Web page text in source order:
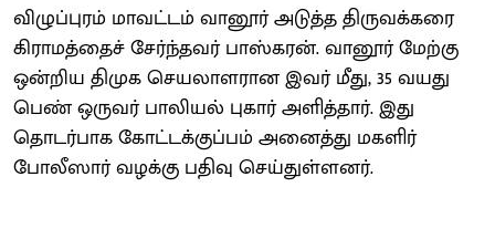
விழுப்புரம் மாவட்டம் வானூர் அடுத்த திருவக்கரை
கிராமத்தைச் சேர்ந்தவர் பாஸ்கரன். வானூர் மேற்கு
ஒன்றிய திமுக செயலாளரான இவர் மீது, 35 வயது
பெண் ஒருவர் பாலியல் புகார் அளித்தார். இது
தொடர்பாக கோட்டக்குப்பம் அனைத்து மகளிர்
போலீஸார் வழக்கு பதிவு செய்துள்ளனர்.